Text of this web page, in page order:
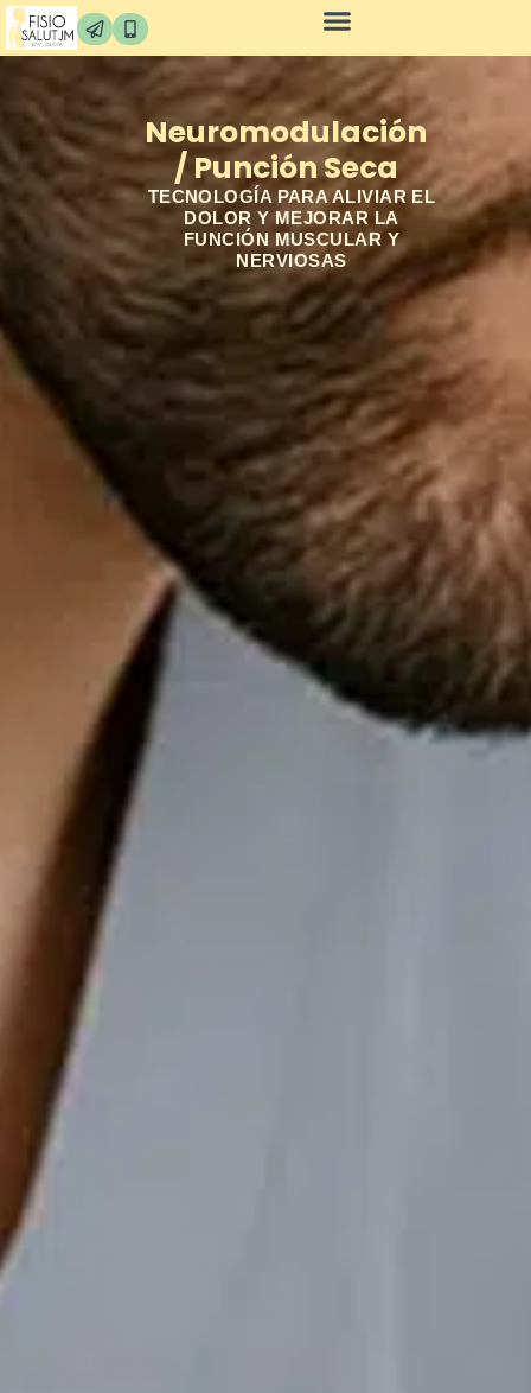
Neuromodulación
/ Punción Seca
TECNOLOGÍA PARA ALIVIAR EL
DOLOR Y MEJORAR LA
FUNCIÓN MUSCULAR Y
NERVIOSAS